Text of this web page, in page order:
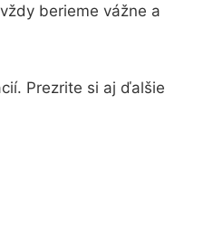
berieme vážne a
Prezrite si aj ďalšie